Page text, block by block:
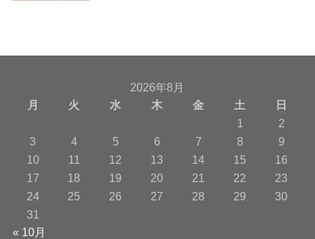
2026年8月
月
火 水 木 金 土
日
1
2
3
4 5 6 7 8
9
10
11 12 13 14 15
16
17
18 19 20 21 22
23
24
25 26 27 28 29
30
31
« 10月